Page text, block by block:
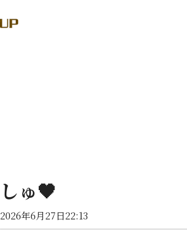
しゅ🖤
2026年6月27日22:13